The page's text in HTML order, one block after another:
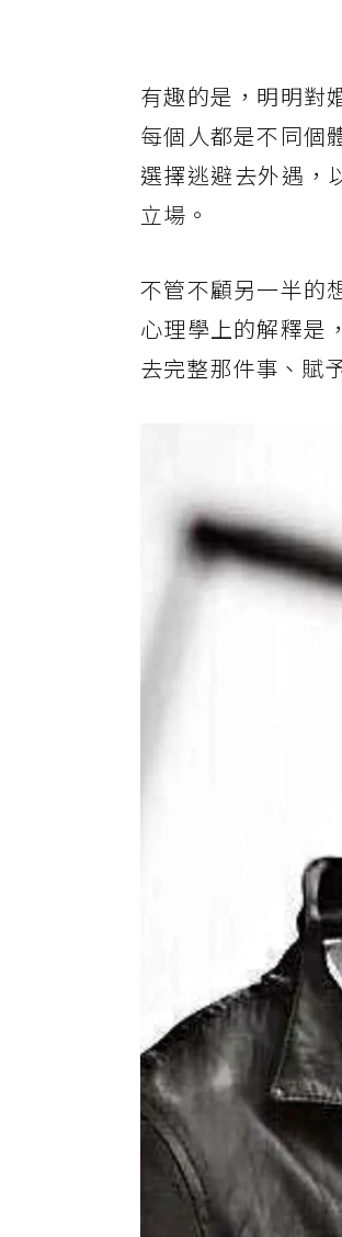
有趣的是，明明對
每個人都是不同個
選擇逃避去外遇，
立場。
不管不顧另一半的
心理學上的解釋是
去完整那件事、賦